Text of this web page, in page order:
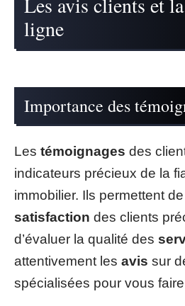
ligne
Importance des
Les témoignages des
indicateurs précieux de la
immobilier. Ils permettent
satisfaction des clients
d’évaluer la qualité des
attentivement les avis sur
spécialisées pour vous